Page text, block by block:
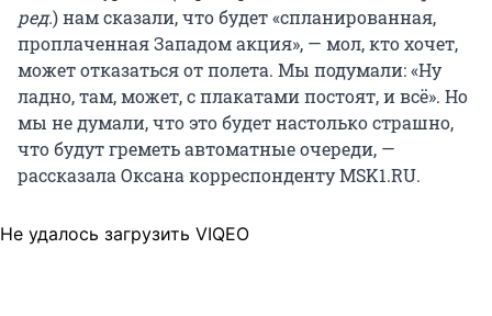
ред.) нам сказали, что будет «спланированная,
проплаченная Западом акция», — мол, кто хочет,
может отказаться от полета. Мы подумали: «Ну
ладно, там, может, с плакатами постоят, и всё». Но
мы не думали, что это будет настолько страшно,
что будут греметь автоматные очереди, —
рассказала Оксана корреспонденту MSK1.RU.
Не удалось загрузить VIQEO